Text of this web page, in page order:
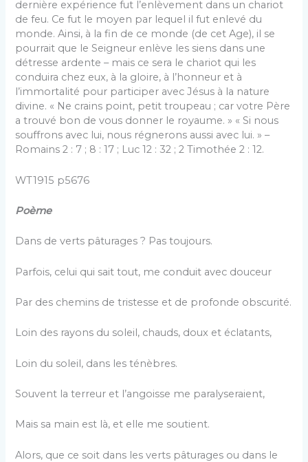
dernière expérience fut l’enlèvement dans un chariot
de feu. Ce fut le moyen par lequel il fut enlevé du
monde. Ainsi, à la fin de ce monde (de cet Age), il se
pourrait que le Seigneur enlève les siens dans une
détresse ardente – mais ce sera le chariot qui les
conduira chez eux, à la gloire, à l’honneur et à
l’immortalité pour participer avec Jésus à la nature
divine. « Ne crains point, petit troupeau ; car votre Père
a trouvé bon de vous donner le royaume. » « Si nous
souffrons avec lui, nous régnerons aussi avec lui. » –
Romains 2 : 7 ; 8 : 17 ; Luc 12 : 32 ; 2 Timothée 2 : 12.
WT1915 p5676
Poème
Dans de verts pâturages ? Pas toujours.
Parfois, celui qui sait tout, me conduit avec douceur
Par des chemins de tristesse et de profonde obscurité.
Loin des rayons du soleil, chauds, doux et éclatants,
Loin du soleil, dans les ténèbres.
Souvent la terreur et l’angoisse me paralyseraient,
Mais sa main est là, et elle me soutient.
Alors, que ce soit dans les verts pâturages ou dans le